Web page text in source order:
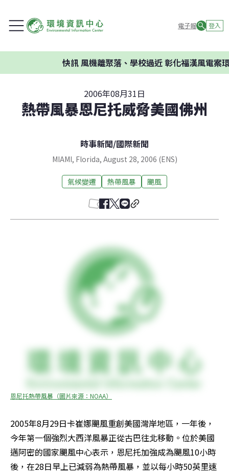
電子報 登入
快訊風機離聚落、學校過近 彰化福漢風電案環
2006年08月31日
熱帶風暴恩尼托威脅美國佛州
時事新聞/國際新聞
MIAMI, Florida, August 28, 2006 (ENS)
氣候變遷 熱帶風暴 颶風
恩尼托熱帶風暴（圖片來源：NOAA）
2005年8月29日卡崔娜颶風重創美國灣岸地區，一年後，
今年第一個強烈大西洋風暴正從古巴往北移動。位於美國
邁阿密的國家颶風中心表示，恩尼托加強成為颶風10小時
後，在28日早上已減弱為熱帶風暴，並以每小時50英里速